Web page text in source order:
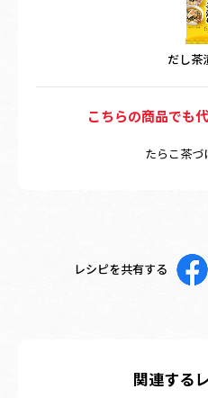
だし茶
こちらの商品でも
たらこ茶づ
レシピを共有する
関連する